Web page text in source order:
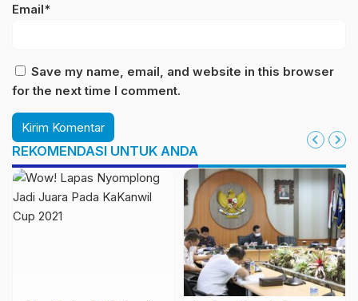
Email*
Save my name, email, and website in this browser
for the next time I comment.
REKOMENDASI UNTUK ANDA